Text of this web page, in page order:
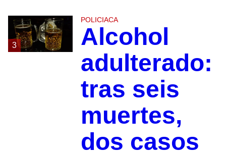
3
POLICIACA
Alcohol
adulterado:
tras seis
muertes,
dos casos